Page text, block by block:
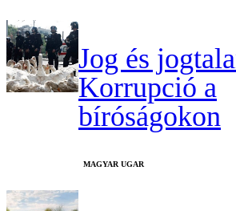
Jog és
Korrupció a
bíróságokon
MAGYAR UGAR